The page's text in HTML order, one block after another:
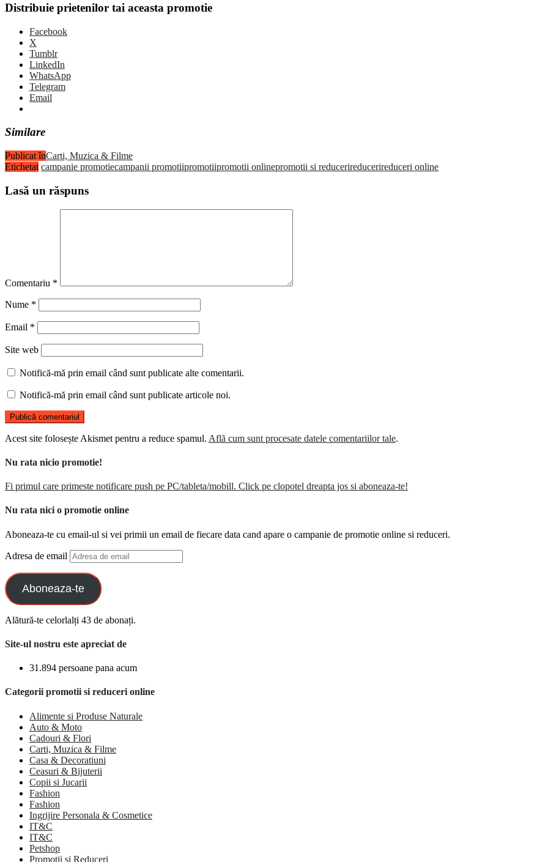
Distribuie prietenilor tai aceasta promotie
Facebook
X
Tumblr
LinkedIn
WhatsApp
Telegram
Email
Similare
Publicat înCarti, Muzica & Filme
Etichetat campanie promotiecampanii promotiipromotiipromotii onlinepromotii si reducerireducerireduceri online
Lasă un răspuns
Comentariu *
Nume *
Email *
Site web
Notifică-mă prin email când sunt publicate alte comentarii.
Notifică-mă prin email când sunt publicate articole noi.
Acest site folosește Akismet pentru a reduce spamul. Află cum sunt procesate datele comentariilor tale.
Nu rata nicio promotie!
Fi primul care primeste notificare push pe PC/tableta/mobill. Click pe clopotel dreapta jos si aboneaza-te!
Nu rata nici o promotie online
Aboneaza-te cu email-ul si vei primii un email de fiecare data cand apare o campanie de promotie online si reduceri.
Adresa de email
Aboneaza-te
Alătură-te celorlalți 43 de abonați.
Site-ul nostru este apreciat de
31.894 persoane pana acum
Categorii promotii si reduceri online
Alimente si Produse Naturale
Auto & Moto
Cadouri & Flori
Carti, Muzica & Filme
Casa & Decoratiuni
Ceasuri & Bijuterii
Copii si Jucarii
Fashion
Fashion
Ingrijire Personala & Cosmetice
IT&C
IT&C
Petshop
Promotii si Reduceri